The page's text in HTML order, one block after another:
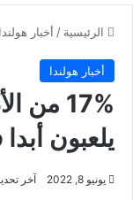
الرئيسية / أخبار هولندا
أخبار هولندا
17%
يلعبون
يونيو 8, 2022 آخر تحديث: